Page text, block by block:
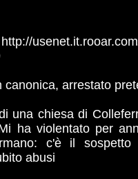
canonica, arrestato
una chiesa di
ha violentato per
c'è il sospetto
abusi